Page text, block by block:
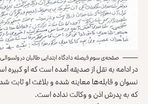
صفحه‌ی سوم فیصله دادگاه ابتدایی طالبان در
در ادامه به نقل از صدیقه آمده است که او
نسوان و قابله‌ها معاینه شده و بلاغت او ثابت
که به پدرش اذن و وکالت نداده است.